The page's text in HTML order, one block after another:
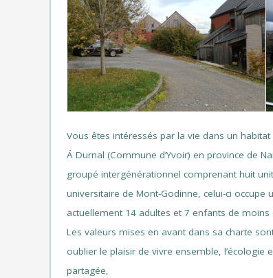
Vous êtes intéressés par la vie dans un
Á Durnal (Commune d’Yvoir) en province de
groupé intergénérationnel comprenant huit
universitaire de Mont-Godinne, celui-ci
actuellement 14 adultes et 7 enfants de moins
Les valeurs mises en avant dans sa charte
oublier le plaisir de vivre ensemble, l’écologie
partagée,